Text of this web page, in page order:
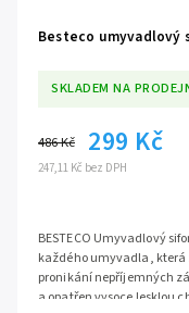
Besteco umyvadlový
SKLADEM NA
247,11 Kč bez DPH
486 Kč 299 Kč
BESTECO Umyvadlový
každého umyvadla, která
pronikání nepříjemných
a opatřen vysoce lesklou